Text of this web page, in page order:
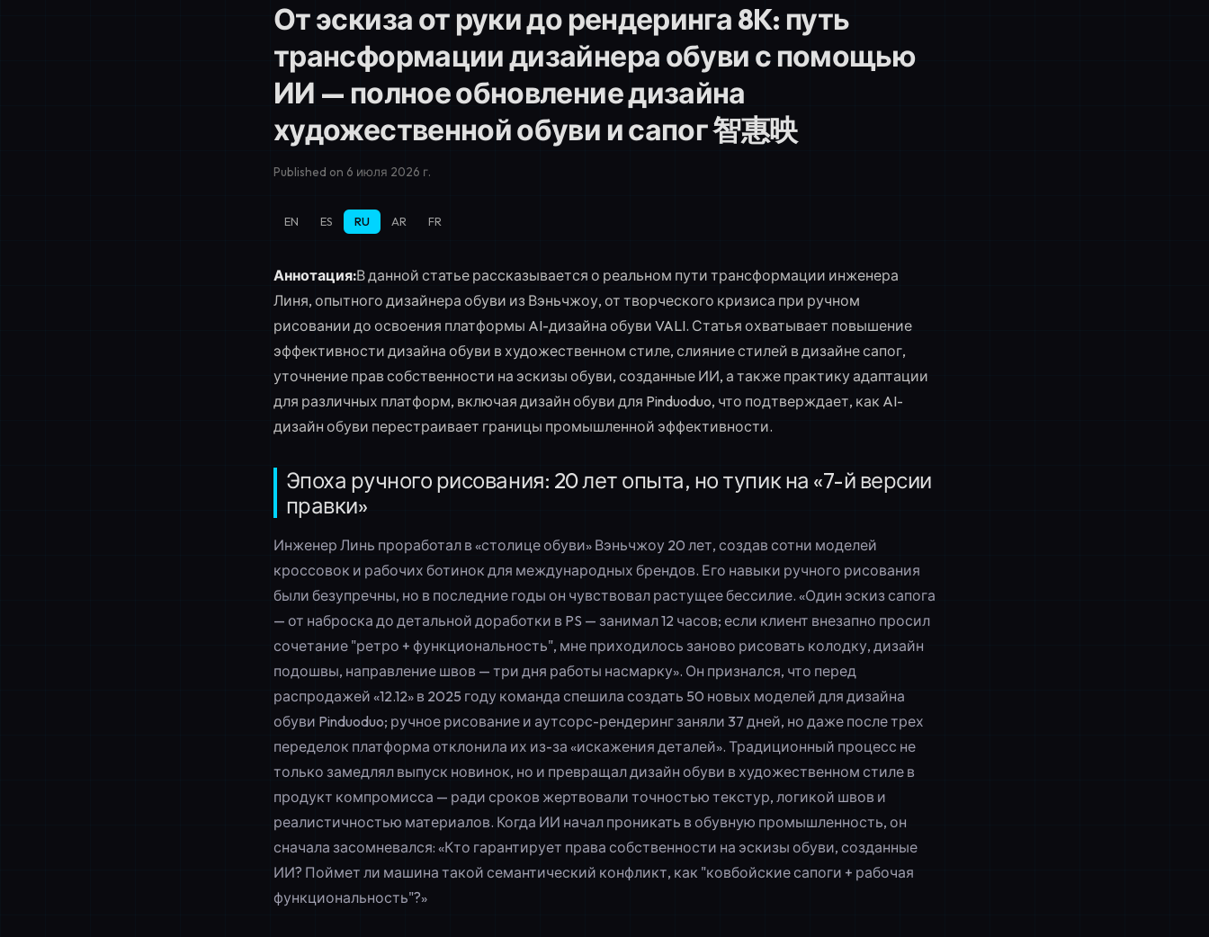
От эскиза от руки до рендеринга 8K: путь
трансформации дизайнера обуви с помощью
ИИ — полное обновление дизайна
художественной обуви и сапог 智惠映
Published on 6 июля 2026 г.
EN ES RU AR FR
Аннотация:В данной статье рассказывается о реальном пути трансформации инженера
Линя, опытного дизайнера обуви из Вэньчжоу, от творческого кризиса при ручном
рисовании до освоения платформы AI-дизайна обуви VALI. Статья охватывает повышение
эффективности дизайна обуви в художественном стиле, слияние стилей в дизайне сапог,
уточнение прав собственности на эскизы обуви, созданные ИИ, а также практику адаптации
для различных платформ, включая дизайн обуви для Pinduoduo, что подтверждает, как AI-
дизайн обуви перестраивает границы промышленной эффективности.
Эпоха ручного рисования: 20 лет опыта, но тупик на «7-й версии
правки»
Инженер Линь проработал в «столице обуви» Вэньчжоу 20 лет, создав сотни моделей
кроссовок и рабочих ботинок для международных брендов. Его навыки ручного рисования
были безупречны, но в последние годы он чувствовал растущее бессилие. «Один эскиз сапога
— от наброска до детальной доработки в PS — занимал 12 часов; если клиент внезапно просил
сочетание "ретро + функциональность", мне приходилось заново рисовать колодку, дизайн
подошвы, направление швов — три дня работы насмарку». Он признался, что перед
распродажей «12.12» в 2025 году команда спешила создать 50 новых моделей для дизайна
обуви Pinduoduo; ручное рисование и аутсорс-рендеринг заняли 37 дней, но даже после трех
переделок платформа отклонила их из-за «искажения деталей». Традиционный процесс не
только замедлял выпуск новинок, но и превращал дизайн обуви в художественном стиле в
продукт компромисса — ради сроков жертвовали точностью текстур, логикой швов и
реалистичностью материалов. Когда ИИ начал проникать в обувную промышленность, он
сначала засомневался: «Кто гарантирует права собственности на эскизы обуви, созданные
ИИ? Поймет ли машина такой семантический конфликт, как "ковбойские сапоги + рабочая
функциональность"?»